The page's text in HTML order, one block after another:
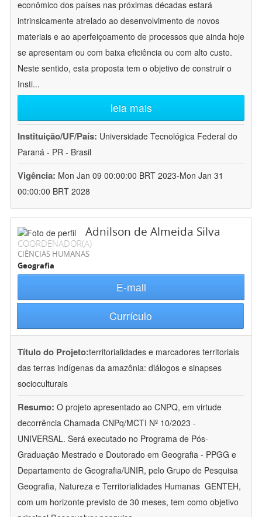
econômico dos países nas próximas décadas estará
intrinsicamente atrelado ao desenvolvimento de novos
materiais e ao aperfeiçoamento de processos que ainda hoje
se apresentam ou com baixa eficiência ou com alto custo.
Neste sentido, esta proposta tem o objetivo de construir o
Insti...
leia mais
Instituição/UF/País: Universidade Tecnológica Federal do
Paraná - PR - Brasil
Vigência: Mon Jan 09 00:00:00 BRT 2023-Mon Jan 31
00:00:00 BRT 2028
Adnilson de Almeida Silva
COORDENADOR(A)
CIÊNCIAS HUMANAS
Geografia
E-mail
Currículo
Título do Projeto:territorialidades e marcadores territoriais
das terras indígenas da amazônia: diálogos e sinapses
socioculturais
Resumo: O projeto apresentado ao CNPQ, em virtude
decorrência Chamada CNPq/MCTI Nº 10/2023 -
UNIVERSAL. Será executado no Programa de Pós-
Graduação Mestrado e Doutorado em Geografia - PPGG e
Departamento de Geografia/UNIR, pelo Grupo de Pesquisa
Geografia, Natureza e Territorialidades Humanas  GENTEH,
com um horizonte previsto de 30 meses, tem como objetivo